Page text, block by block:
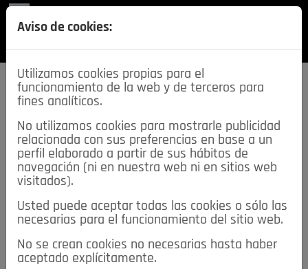
SECCIONES
descarga esta
REVISTA
≡NOTICIAS
NOTICIAS SERVICIOS DE INTERÉS
Aviso de cookies:
Utilizamos cookies propias para el
funcionamiento de la web y de terceros para
fines analíticos.
No utilizamos cookies para mostrarle publicidad
relacionada con sus preferencias en base a un
perfil elaborado a partir de sus hábitos de
navegación (ni en nuestra web ni en sitios web
visitados).
Usted puede aceptar todas las cookies o sólo las
necesarias para el funcionamiento del sitio web.
No se crean cookies no necesarias hasta haber
aceptado explícitamente.